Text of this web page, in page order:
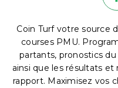
Coin Turf votre source
courses PMU.
partants, pronostics
ainsi que les résultats
rapport. Maximisez vos